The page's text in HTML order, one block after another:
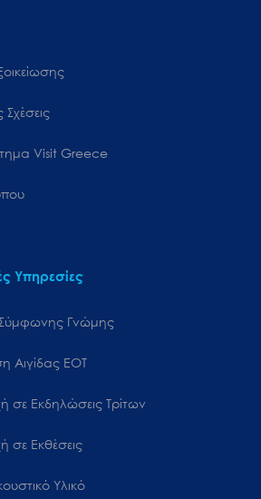
Visit Greece
Υπηρεσίες
Γνώμης
Αιγίδας ΕΟΤ
σε Εκδηλώσεις Τρίτων
σε Εκθέσεις
Υλικό